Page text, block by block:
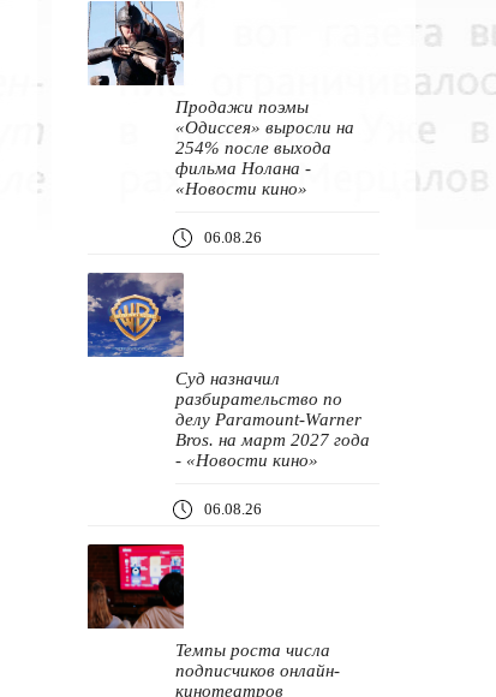
Продажи поэмы
«Одиссея» выросли на
254% после выхода
фильма Нолана -
«Новости кино»
06.08.26
Суд назначил
разбирательство по
делу Paramount-Warner
Bros. на март 2027 года
- «Новости кино»
06.08.26
Темпы роста числа
подписчиков онлайн-
кинотеатров